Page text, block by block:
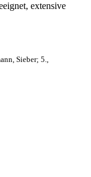
extensive
Sieber; 5.,